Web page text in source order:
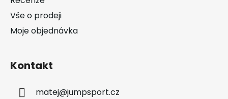
Vše o prodeji
Moje objednávka
Kontakt
matej@jumpsport.cz